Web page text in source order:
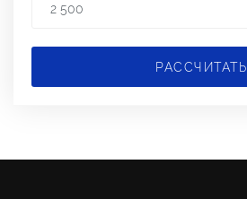
РАССЧИТАТЬ